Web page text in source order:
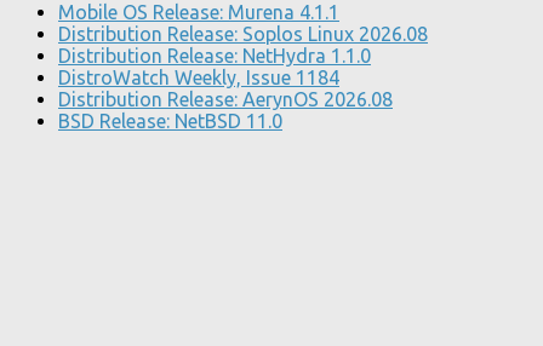
Mobile OS Release: Murena 4.1.1
Distribution Release: Soplos Linux 2026.08
Distribution Release: NetHydra 1.1.0
DistroWatch Weekly, Issue 1184
Distribution Release: AerynOS 2026.08
BSD Release: NetBSD 11.0